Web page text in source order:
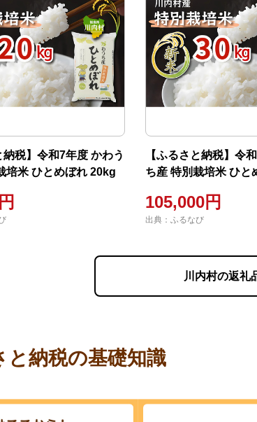
納税】令和7年度 かわう
培米 ひとめぼれ 20kg
【ふるさと納税】令
ち産 特別栽培米 ひと
105,000円
出典：ふるなび
川内村の返礼
と納税の基礎知識